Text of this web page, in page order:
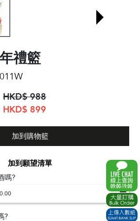
禮籃
HKD$ 988
HKD$ 899
加到購物籃
加到願望清單
嗎?
?